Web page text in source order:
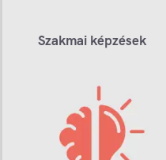
Szakmai képzések